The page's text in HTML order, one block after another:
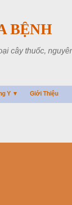
BỆNH
cây thuốc,
Y ▼ Giới Thiệu